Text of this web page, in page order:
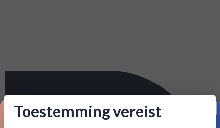
Toestemming vereist
Proost op je eerste korting!